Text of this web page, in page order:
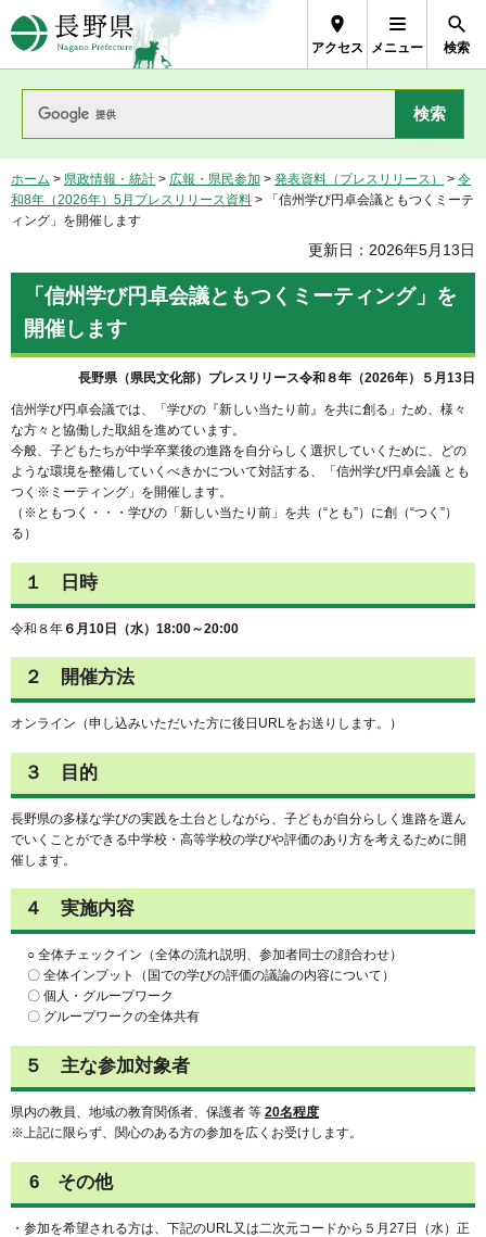
長野県Nagano Prefecture
アクセス メニュー 検索
ホーム > 県政情報・統計 > 広報・県民参加 > 発表資料（プレスリリース） > 令
和8年（2026年）5月プレスリリース資料 > 「信州学び円卓会議ともつくミーテ
ィング」を開催します
更新日：2026年5月13日
「信州学び円卓会議ともつくミーティング」を
開催します
長野県（県民文化部）プレスリリース令和８年（2026年）５月13日
信州学び円卓会議では、「学びの『新しい当たり前』を共に創る」ため、様々
な方々と協働した取組を進めています。
今般、子どもたちが中学卒業後の進路を自分らしく選択していくために、どの
ような環境を整備していくべきかについて対話する、「信州学び円卓会議 とも
つく※ミーティング」を開催します。
（※ともつく・・・学びの「新しい当たり前」を共（“とも”）に創（“つく”）
る）
１ 日時
令和８年 ６月10日（水）18:00～20:00
２ 開催方法
オンライン（申し込みいただいた方に後日URLをお送りします。）
３ 目的
長野県の多様な学びの実践を土台としながら、子どもが自分らしく進路を選ん
でいくことができる中学校・高等学校の学びや評価のあり方を考えるために開
催します。
４ 実施内容
○ 全体チェックイン（全体の流れ説明、参加者同士の顔合わせ）
〇 全体インプット（国での学びの評価の議論の内容について）
〇 個人・グループワーク
〇 グループワークの全体共有
５ 主な参加対象者
県内の教員、地域の教育関係者、保護者 等 20名程度
※上記に限らず、関心のある方の参加を広くお受けします。
6 その他
・参加を希望される方は、下記のURL又は二次元コードから５月27日（水）正